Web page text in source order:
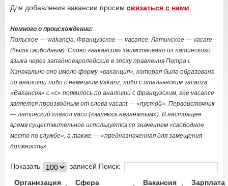
Для добавления вакансии просим связаться с нами
Немного о происхождении:
Польское — wakancja. Французское — vacance. Латинское — vacare
(быть свободным). Слово «вакансия» заимствовано из латинского
языка через западноевропейские в эпоху правления Петра I.
Изначально оно имело форму «ваканция», которая была образована
по аналогии либо с немецким Vakanz, либо с итальянским vacanza.
«Вакансия» с «с» появилось по аналогии с французским, где vacance
является производным от слова vacant — «пустой». Первоисточник
— латинский глагол vaco («являюсь незанятым»). В настоящее
время существительное используется со значением «свободное
место по службе», а также — «предназначенная для замещения
должность».
Показать записей Поиск:
Организация
Сфера Вакансия
Зарплата